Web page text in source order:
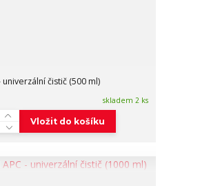
univerzální čistič (500 ml)
skladem 2 ks
Vložit do košíku